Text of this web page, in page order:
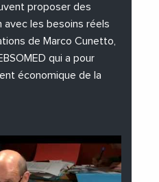
proposer des
avec les besoins réels
de Marco Cunetto,
qui a pour
économique de la